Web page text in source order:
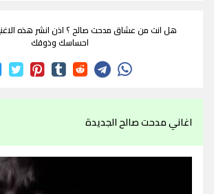
هل انت من عشاق مدحت صالح ؟ اذن انشر هذه
احساسك وذوقك
اغاني مدحت صالح الجديدة